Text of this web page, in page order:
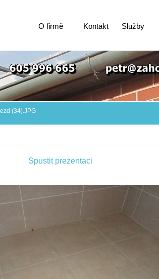
O firmě Kontakt Služby
(34).JPG
Spustit prezentaci